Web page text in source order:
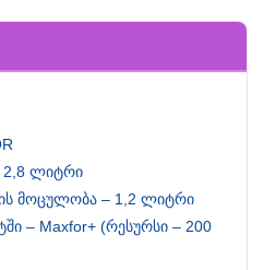
2,8 ლიტრი
მოცულობა – 1,2 ლიტრი
– Maxfor+ (რესურსი – 200